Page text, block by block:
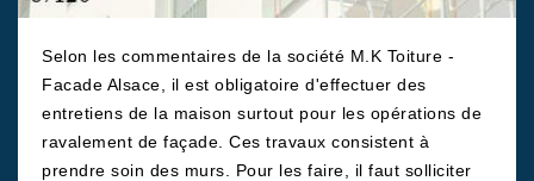
Selon les commentaires de la société M.K Toiture -
Facade Alsace, il est obligatoire d'effectuer des
entretiens de la maison surtout pour les opérations de
ravalement de façade. Ces travaux consistent à
prendre soin des murs. Pour les faire, il faut solliciter